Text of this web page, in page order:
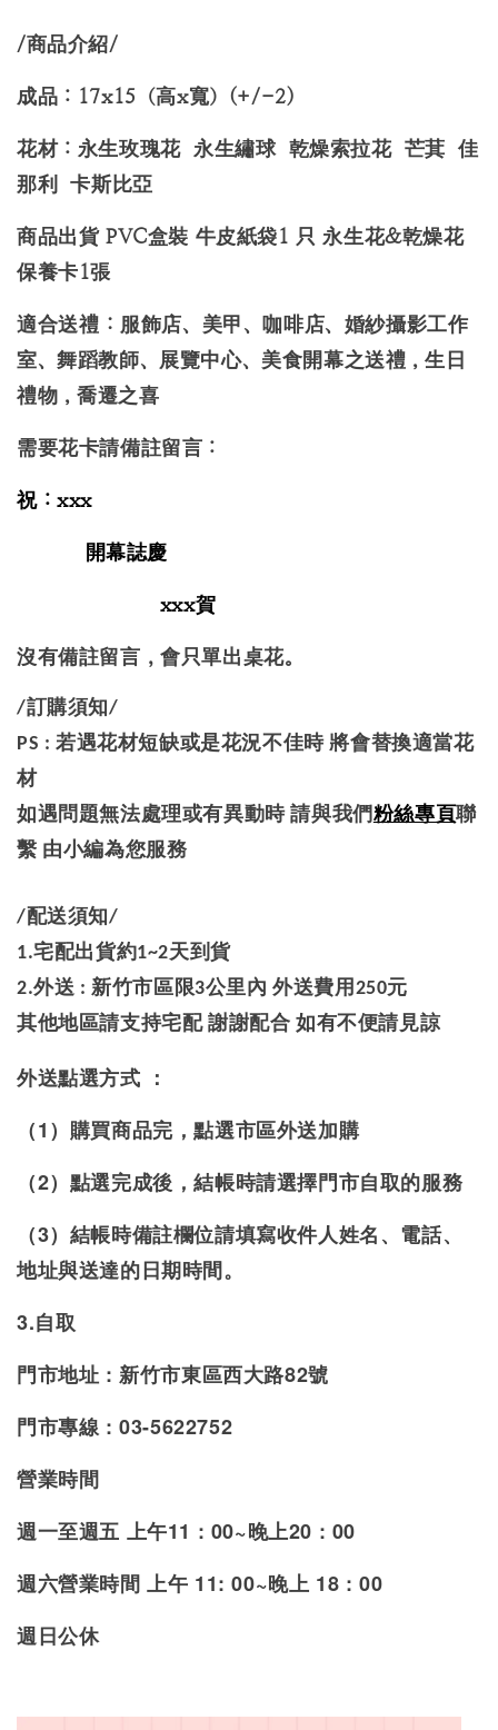
/商品介紹/
成品：17x15（高x寬）(+/-2)
花材：永生玫瑰花 永生繡球 乾燥索拉花 芒萁佳
那利 卡斯比亞
商品出貨 PVC盒裝 牛皮紙袋1 只 永生花&乾燥花
保養卡1張
適合送禮 : 服飾店、美甲、咖啡店、婚紗攝影工作
室、舞蹈教師、展覽中心、美食開幕之送禮 , 生日
禮物 , 喬遷之喜
需要花卡請備註留言：
祝：xxx
開幕誌慶
xxx賀
沒有備註留言，會只單出桌花。
/訂購須知/
PS : 若遇花材短缺或是花況不佳時 將會替換適當花
材
如遇問題無法處理或有異動時 請與我們粉絲專頁聯
繫 由小編為您服務
/配送須知/
1.宅配出貨約1~2天到貨
2.外送 : 新竹市區限3公里內 外送費用250元
其他地區請支持宅配 謝謝配合 如有不便請見諒
外送點選方式 ：
（1）購買商品完，點選市區外送加購
（2）點選完成後，結帳時請選擇門市自取的服務
（3）結帳時備註欄位請填寫收件人姓名、電話、
地址與送達的日期時間。
3.自取
門市地址 : 新竹市東區西大路82號
門市專線 : 03-5622752
營業時間
週一至週五 上午11 : 00~晚上20 : 00
週六營業時間 上午 11: 00~晚上 18 : 00
週日公休